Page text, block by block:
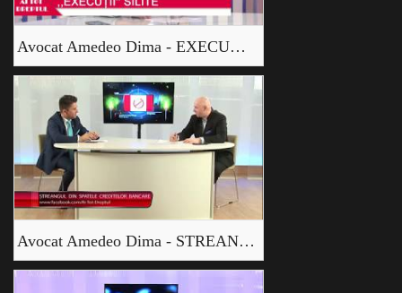
Avocat Amedeo Dima - EXECUTII SILITE
Avocat Amedeo Dima - STREANGUL DIN SPATELE CREDITELOR BANCARE